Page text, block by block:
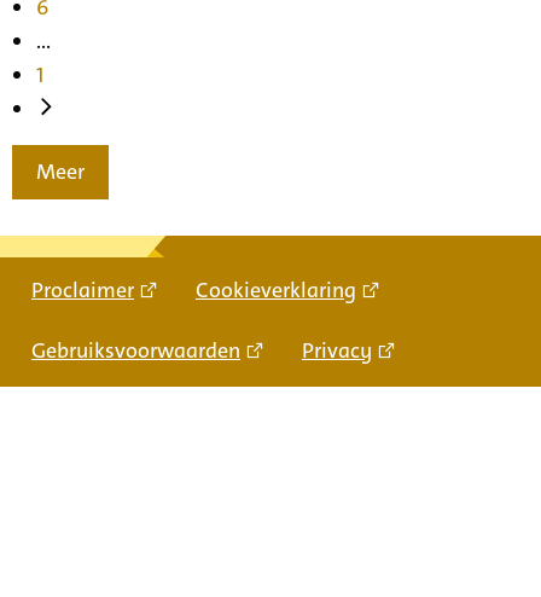
6
...
1
Meer
Proclaimer Cookieverklaring
Gebruiksvoorwaarden Privacy